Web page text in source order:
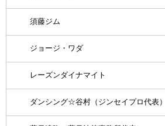
須藤ジム
ジョージ・ワダ
レーズンダイナマイト
ダンシング☆谷村（ジンセイプロ代表）